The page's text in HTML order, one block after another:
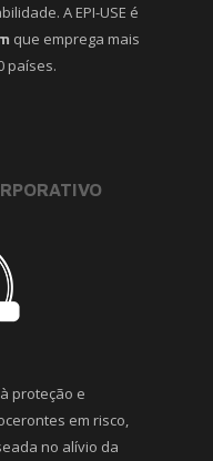
A EPI-USE é
que emprega mais
países.
proteção e
em risco,
no alívio da